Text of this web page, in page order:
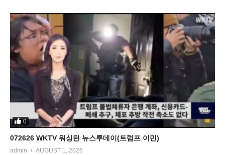
0
072626 WKTV 워싱턴 뉴스투데이(트럼프 이민)
admin AUGUST 1, 2026